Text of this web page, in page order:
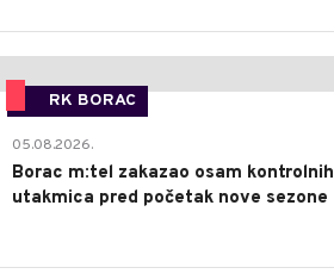
RK BORAC
05.08.2026.
Borac m:tel zakazao osam kontrolnih
utakmica pred početak nove sezone